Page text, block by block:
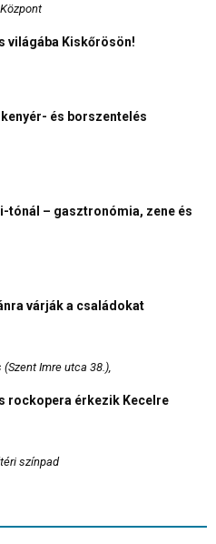
világába Kiskőrösön!
és borszentelés
tónál – gasztronómia, zene és
várják a családokat
Imre utca 38.),
rockopera érkezik Kecelre
színpad